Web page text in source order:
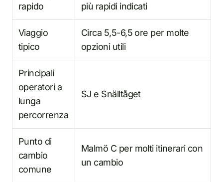
rapido
più rapidi indicati
Viaggio
tipico
Circa 5,5-6,5 ore per molte
opzioni utili
Principali
operatori a
lunga
percorrenza
SJ e Snälltåget
Punto di
cambio
comune
Malmö C per molti itinerari con
un cambio